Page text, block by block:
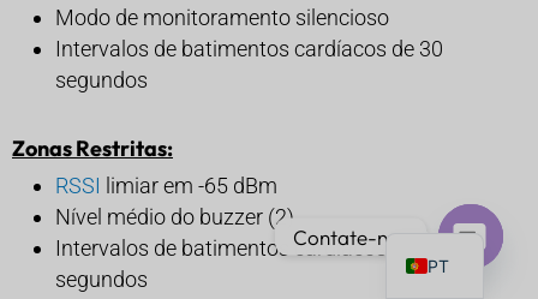
Modo de monitoramento silencioso
Intervalos de batimentos cardíacos de 30
segundos
Zonas Restritas:
RSSI limiar em -65 dBm
Nível médio do buzzer (2)
Intervalos de batimentos cardíacos de 15
segundos
PT
EN
Contate-nos